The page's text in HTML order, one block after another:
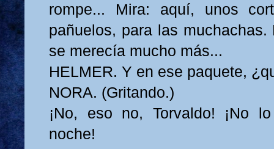
rompe... Mira: aquí, unos
pañuelos, para las
se merecía mucho más...
HELMER. Y en ese paquete,
NORA. (Gritando.)
¡No, eso no, Torvaldo! ¡No
noche!